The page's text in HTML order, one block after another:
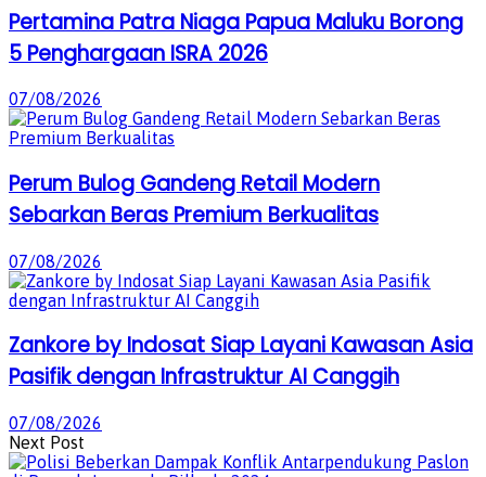
Pertamina Patra Niaga Papua Maluku Borong
5 Penghargaan ISRA 2026
07/08/2026
Perum Bulog Gandeng Retail Modern
Sebarkan Beras Premium Berkualitas
07/08/2026
Zankore by Indosat Siap Layani Kawasan Asia
Pasifik dengan Infrastruktur AI Canggih
07/08/2026
Next Post